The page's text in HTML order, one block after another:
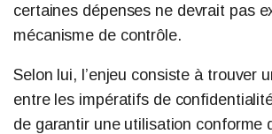
certaines dépenses ne devrait pas
mécanisme de contrôle.
Selon lui, l’enjeu consiste à trouver
entre les impératifs de
de garantir une utilisation conforme